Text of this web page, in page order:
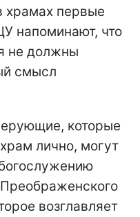
храмах первые
напоминают, что
не должны
смысл
которые
лично, могут
возглавляет